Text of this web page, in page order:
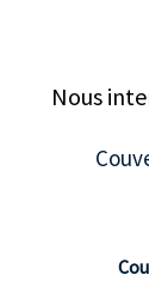
Nous